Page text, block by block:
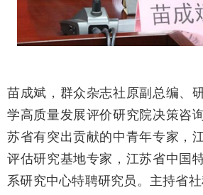
苗成斌，群众杂志社原副总编、
学高质量发展评价研究院决策咨
苏省有突出贡献的中青年专家，
评估研究基地专家，江苏省中国
系研究中心特聘研究员。主持省